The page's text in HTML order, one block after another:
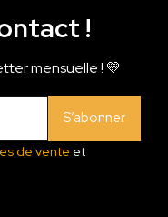
!
mensuelle ! 💛
S’abonner
de vente et